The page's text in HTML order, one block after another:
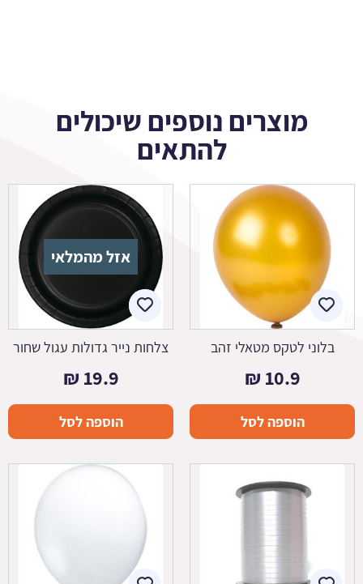
מוצרים נוספים שיכולים
להתאים
בלוני לטקס מטאלי זהב
10.9
₪
הוספה לסל
אזל מהמלאי
צלחות נייר גדולות עגול שחור
19.9
₪
הוספה לסל